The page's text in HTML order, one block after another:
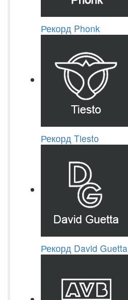
Рекорд Phonk
Рекорд Tiesto
Рекорд David Guetta